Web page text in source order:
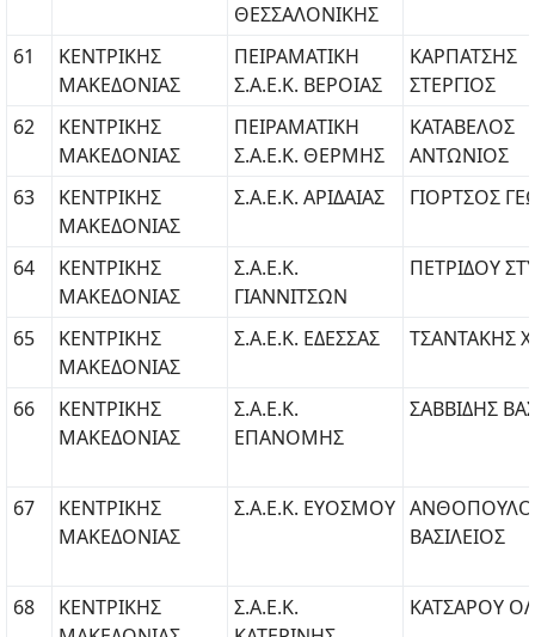
ΘΕΣΣΑΛΟΝΙΚΗΣ
61
ΚΕΝΤΡΙΚΗΣ
ΜΑΚΕΔΟΝΙΑΣ
ΠΕΙΡΑΜΑΤΙΚΗ
Σ.Α.Ε.Κ. ΒΕΡΟΙΑΣ
ΚΑΡΠΑΤΣΗΣ
ΣΤΕΡΓΙΟΣ
62
ΚΕΝΤΡΙΚΗΣ
ΜΑΚΕΔΟΝΙΑΣ
ΠΕΙΡΑΜΑΤΙΚΗ
Σ.Α.Ε.Κ. ΘΕΡΜΗΣ
ΚΑΤΑΒΕΛΟΣ
ΑΝΤΩΝΙΟΣ
63
ΚΕΝΤΡΙΚΗΣ
ΜΑΚΕΔΟΝΙΑΣ
Σ.Α.Ε.Κ. ΑΡΙΔΑΙΑΣ ΓΙΟΡΤΣΟΣ
64
ΚΕΝΤΡΙΚΗΣ
ΜΑΚΕΔΟΝΙΑΣ
Σ.Α.Ε.Κ.
ΓΙΑΝΝΙΤΣΩΝ
ΠΕΤΡΙΔΟΥ
65
ΚΕΝΤΡΙΚΗΣ
ΜΑΚΕΔΟΝΙΑΣ
Σ.Α.Ε.Κ. ΕΔΕΣΣΑΣ ΤΣΑΝΤΑΚΗΣ
66
ΚΕΝΤΡΙΚΗΣ
ΜΑΚΕΔΟΝΙΑΣ
Σ.Α.Ε.Κ.
ΕΠΑΝΟΜΗΣ
ΣΑΒΒΙΔΗΣ
67
ΚΕΝΤΡΙΚΗΣ
ΜΑΚΕΔΟΝΙΑΣ
Σ.Α.Ε.Κ. ΕΥΟΣΜΟΥ
ΒΑΣΙΛΕΙΟΣ
68
ΚΕΝΤΡΙΚΗΣ
Σ.Α.Ε.Κ.
ΚΑΤΣΑΡΟΥ